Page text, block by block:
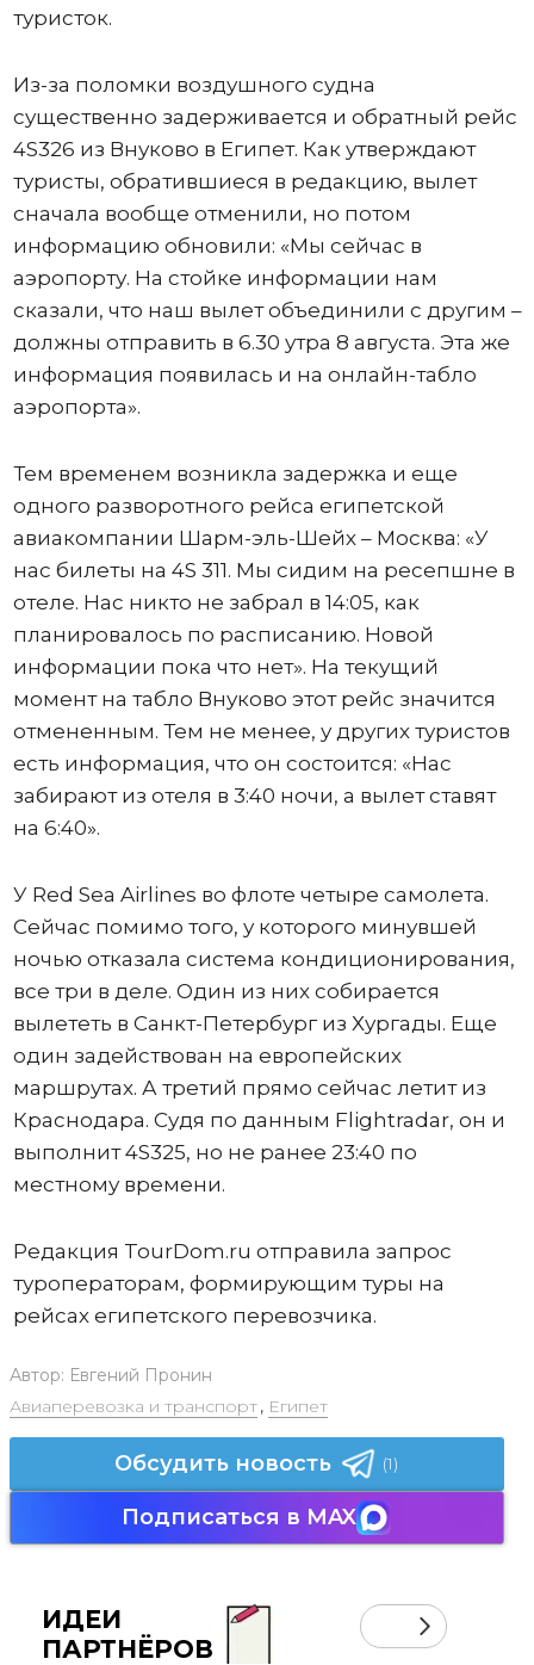
туристок.
Из-за поломки воздушного судна
существенно задерживается и обратный рейс
4S326 из Внуково в Египет. Как утверждают
туристы, обратившиеся в редакцию, вылет
сначала вообще отменили, но потом
информацию обновили: «Мы сейчас в
аэропорту. На стойке информации нам
сказали, что наш вылет объединили с другим –
должны отправить в 6.30 утра 8 августа. Эта же
информация появилась и на онлайн-табло
аэропорта».
Тем временем возникла задержка и еще
одного разворотного рейса египетской
авиакомпании Шарм-эль-Шейх – Москва: «У
нас билеты на 4S 311. Мы сидим на ресепшне в
отеле. Нас никто не забрал в 14:05, как
планировалось по расписанию. Новой
информации пока что нет». На текущий
момент на табло Внуково этот рейс значится
отмененным. Тем не менее, у других туристов
есть информация, что он состоится: «Нас
забирают из отеля в 3:40 ночи, а вылет ставят
на 6:40».
У Red Sea Airlines во флоте четыре самолета.
Сейчас помимо того, у которого минувшей
ночью отказала система кондиционирования,
все три в деле. Один из них собирается
вылететь в Санкт-Петербург из Хургады. Еще
один задействован на европейских
маршрутах. А третий прямо сейчас летит из
Краснодара. Судя по данным Flightradar, он и
выполнит 4S325, но не ранее 23:40 по
местному времени.
Редакция TourDom.ru отправила запрос
туроператорам, формирующим туры на
рейсах египетского перевозчика.
Автор: Евгений Пронин
Авиаперевозка и транспорт, Египет
Обсудить новость (1)
Подписаться в MAX
ИДЕИ
ПАРТНЁРОВ